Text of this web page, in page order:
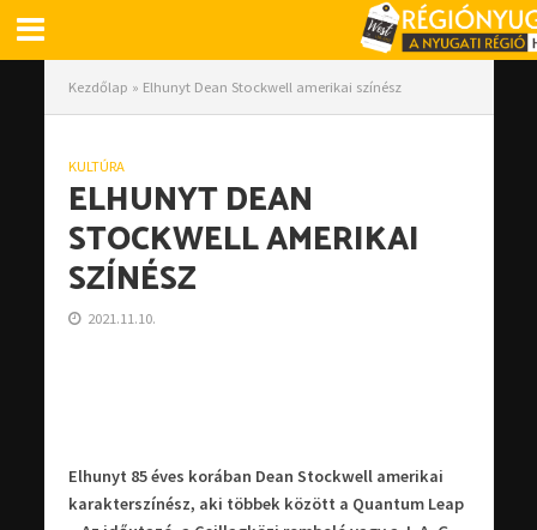
Kezdőlap » Elhunyt Dean Stockwell amerikai színész
KULTÚRA
ELHUNYT DEAN
STOCKWELL AMERIKAI
SZÍNÉSZ
2021.11.10.
Elhunyt 85 éves korában Dean Stockwell amerikai
karakterszínész, aki többek között a Quantum Leap